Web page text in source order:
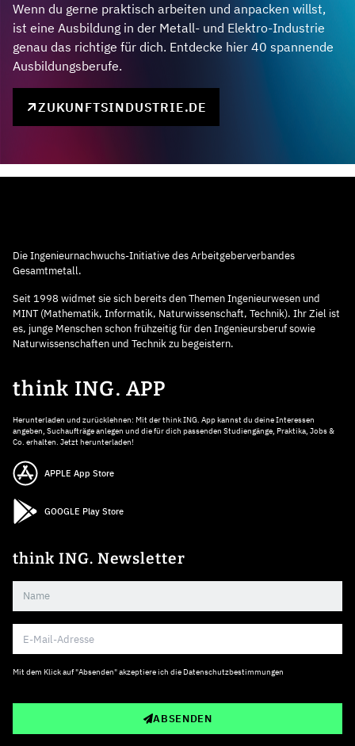
Wenn du gerne praktisch arbeiten und anpacken willst,
ist eine Ausbildung in der Metall- und Elektro-Industrie
genau das richtige für dich. Entdecke hier 40 spannende
Ausbildungsberufe.
ZUKUNFTSINDUSTRIE.DE
Die Ingenieurnachwuchs-Initiative des Arbeitgeberverbandes
Gesamtmetall.
Seit 1998 widmet sie sich bereits den Themen Ingenieurwesen und
MINT (Mathematik, Informatik, Naturwissenschaft, Technik). Ihr Ziel ist
es, junge Menschen schon frühzeitig für den Ingenieursberuf sowie
Naturwissenschaften und Technik zu begeistern.
think ING. APP
Herunterladen und zurücklehnen: Mit der think ING. App kannst du deine Interessen
angeben, Suchaufträge anlegen und die für dich passenden Studiengänge, Praktika, Jobs &
Co. erhalten. Jetzt herunterladen!
APPLE App Store
GOOGLE Play Store
think ING. Newsletter
Mit dem Klick auf "Absenden" akzeptiere ich die Datenschutzbestimmungen
ABSENDEN